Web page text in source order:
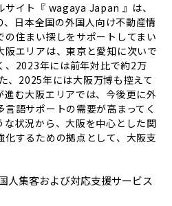
イト『 wagaya Japan 』は、
日本全国の外国人向け不動産情
住まい探しをサポートしてまい
阪エリアは、東京と愛知に次いで
、2023年には前年対比で約2万
、2025年には大阪万博も控えて
進む大阪エリアでは、今後更に外
語サポートの需要が高まってく
な状況から、大阪を中心とした関
するための拠点として、大阪支
人集客および対応支援サービス